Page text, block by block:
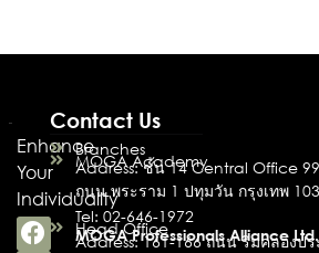
Enhance
Your
Individuality
Contact Us
Branches
MOGA Academy
Address: ชั้น 14 Central Office
ถนน พระราม 1 ปทุมวัน กรุงเทพ
Tel: 02-646-1972
Head Office
MOGA Professionals Alliance Ltd.
Address: 161-166 ถนน ริมคลองปร